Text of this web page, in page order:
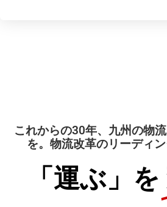
これからの30年、九州の物
を。物流改革のリーディ
「運ぶ」を